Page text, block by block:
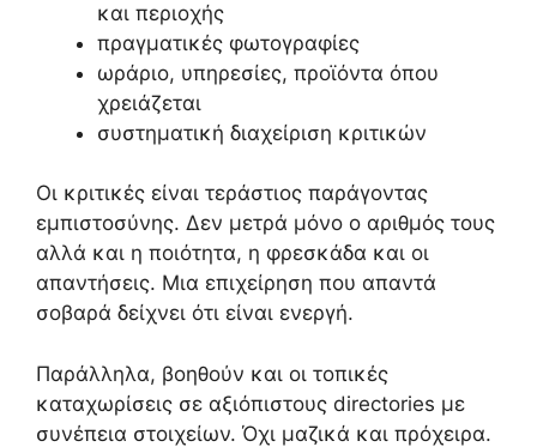
και περιοχής
πραγματικές φωτογραφίες
ωράριο, υπηρεσίες, προϊόντα όπου
χρειάζεται
συστηματική διαχείριση κριτικών
Οι κριτικές είναι τεράστιος παράγοντας
εμπιστοσύνης. Δεν μετρά μόνο ο αριθμός τους
αλλά και η ποιότητα, η φρεσκάδα και οι
απαντήσεις. Μια επιχείρηση που απαντά
σοβαρά δείχνει ότι είναι ενεργή.
Παράλληλα, βοηθούν και οι τοπικές
καταχωρίσεις σε αξιόπιστους directories με
συνέπεια στοιχείων. Όχι μαζικά και πρόχειρα.